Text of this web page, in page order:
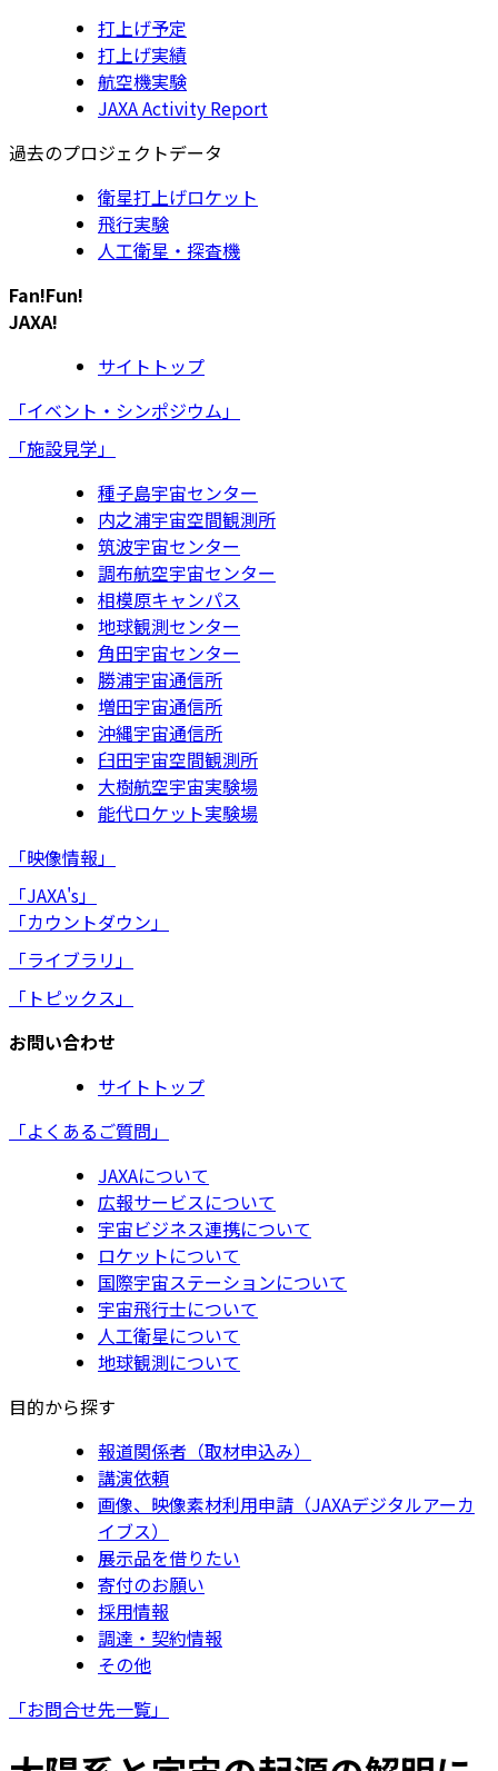
打上げ予定
打上げ実績
航空機実験
JAXA Activity Report
過去のプロジェクトデータ
衛星打上げロケット
飛行実験
人工衛星・探査機
Fan!Fun!
JAXA!
サイトトップ
「イベント・シンポジウム」
「施設見学」
種子島宇宙センター
内之浦宇宙空間観測所
筑波宇宙センター
調布航空宇宙センター
相模原キャンパス
地球観測センター
角田宇宙センター
勝浦宇宙通信所
増田宇宙通信所
沖縄宇宙通信所
臼田宇宙空間観測所
大樹航空宇宙実験場
能代ロケット実験場
「映像情報」
「JAXA's」
「カウントダウン」
「ライブラリ」
「トピックス」
お問い合わせ
サイトトップ
「よくあるご質問」
JAXAについて
広報サービスについて
宇宙ビジネス連携について
ロケットについて
国際宇宙ステーションについて
宇宙飛行士について
人工衛星について
地球観測について
目的から探す
報道関係者（取材申込み）
講演依頼
画像、映像素材利用申請（JAXAデジタルアーカ
イブス）
展示品を借りたい
寄付のお願い
採用情報
調達・契約情報
その他
「お問合せ先一覧」